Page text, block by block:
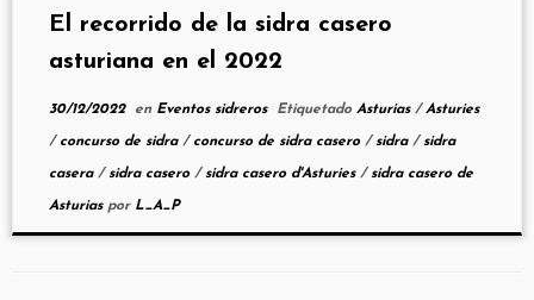
El recorrido de la sidra casero
asturiana en el 2022
30/12/2022en Eventos sidreros Etiquetado Asturias /Asturies
/ concurso de sidra / concurso de sidra casero /sidra /sidra
casera /sidra casero /sidra casero d'Asturies /sidra casero de
Asturias por L_A_P